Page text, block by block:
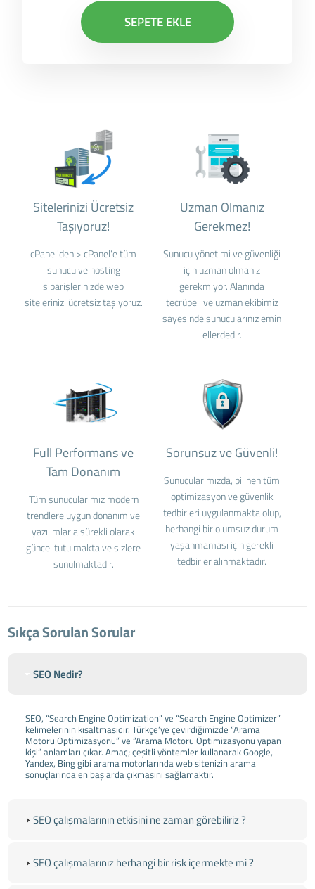
SEPETE EKLE
Sitelerinizi Ücretsiz
Taşıyoruz!
cPanel'den > cPanel'e tüm
sunucu ve hosting
siparişlerinizde web
sitelerinizi ücretsiz taşıyoruz.
Uzman Olmanız
Gerekmez!
Sunucu yönetimi ve güvenliği
için uzman olmanız
gerekmiyor. Alanında
tecrübeli ve uzman ekibimiz
sayesinde sunucularınız emin
ellerdedir.
Full Performans ve
Tam Donanım
Tüm sunucularımız modern
trendlere uygun donanım ve
yazılımlarla sürekli olarak
güncel tutulmakta ve sizlere
sunulmaktadır.
Sorunsuz ve Güvenli!
Sunucularımızda, bilinen tüm
optimizasyon ve güvenlik
tedbirleri uygulanmakta olup,
herhangi bir olumsuz durum
yaşanmaması için gerekli
tedbirler alınmaktadır.
Sıkça Sorulan Sorular
SEO Nedir?
SEO, “Search Engine Optimization” ve “Search Engine Optimizer”
kelimelerinin kısaltmasıdır. Türkçe’ye çevirdiğimizde “Arama
Motoru Optimizasyonu” ve “Arama Motoru Optimizasyonu yapan
kişi” anlamları çıkar. Amaç; çeşitli yöntemler kullanarak Google,
Yandex, Bing gibi arama motorlarında web sitenizin arama
sonuçlarında en başlarda çıkmasını sağlamaktır.
SEO çalışmalarının etkisini ne zaman görebiliriz ?
SEO çalışmalarınız herhangi bir risk içermekte mi ?